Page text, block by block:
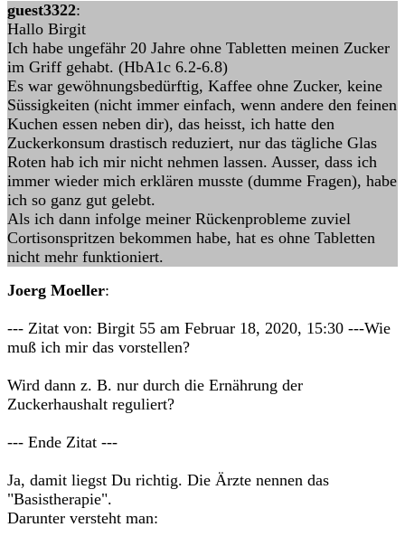
guest3322:
Hallo Birgit
Ich habe ungefähr 20 Jahre ohne Tabletten meinen Zucker
im Griff gehabt. (HbA1c 6.2-6.8)
Es war gewöhnungsbedürftig, Kaffee ohne Zucker, keine
Süssigkeiten (nicht immer einfach, wenn andere den feinen
Kuchen essen neben dir), das heisst, ich hatte den
Zuckerkonsum drastisch reduziert, nur das tägliche Glas
Roten hab ich mir nicht nehmen lassen. Ausser, dass ich
immer wieder mich erklären musste (dumme Fragen), habe
ich so ganz gut gelebt.
Als ich dann infolge meiner Rückenprobleme zuviel
Cortisonspritzen bekommen habe, hat es ohne Tabletten
nicht mehr funktioniert.
Joerg Moeller:
--- Zitat von: Birgit 55 am Februar 18, 2020, 15:30 ---Wie
muß ich mir das vorstellen?
Wird dann z. B. nur durch die Ernährung der
Zuckerhaushalt reguliert?
--- Ende Zitat ---
Ja, damit liegst Du richtig. Die Ärzte nennen das
"Basistherapie".
Darunter versteht man: